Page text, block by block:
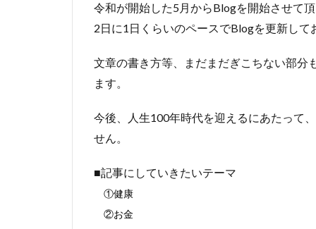
令和が開始した5月からBlogを開始させて
2日に1日くらいのペースでBlogを更新して
文章の書き方等、まだまだぎこちない部分
ます。
今後、人生100年時代を迎えるにあたって
せん。
■記事にしていきたいテーマ
①健康
②お金